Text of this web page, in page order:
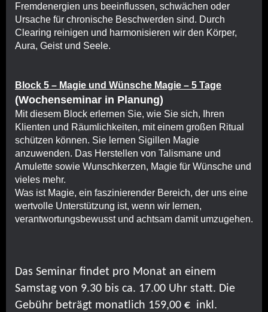
Fremdenergien uns beeinflussen, schwächen oder
Ursache für chronische Beschwerden sind. Durch
Clearing reinigen und harmonisieren wir den Körper,
Aura, Geist und Seele.
Block 5 – Magie und Wünsche Magie – 5 Tage
(Wochenseminar in Planung)
Mit diesem Block erlernen Sie, wie Sie sich, Ihren
Klienten und Räumlichkeiten, mit einem großen Ritual
schützen können. Sie lernen Sigillen Magie
anzuwenden. Das Herstellen von Talismane und
Amulette sowie Wunschkerzen, Magie für Wünsche und
vieles mehr.
Was ist Magie, ein faszinierender Bereich, der uns eine
wertvolle Unterstützung ist, wenn wir lernen,
verantwortungsbewusst und achtsam damit umzugehen.
Das Seminar findet pro Monat an einem
Samstag von 9.30 bis ca. 17.00 Uhr statt. Die
Gebühr beträgt monatlich 159,00 € inkl.